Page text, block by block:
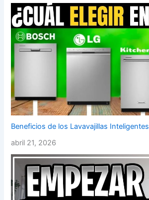
Beneficios de los Lavavajillas Inteligentes
abril 21, 2026